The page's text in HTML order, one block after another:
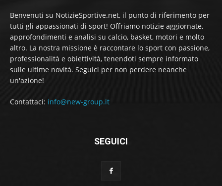
Benvenuti su NotizieSportive.net, il punto di riferimento per
tutti gli appassionati di sport! Offriamo notizie aggiornate,
approfondimenti e analisi su calcio, basket, motori e molto
altro. La nostra missione è raccontare lo sport con passione,
professionalità e obiettività, tenendoti sempre informato
sulle ultime novità. Seguici per non perdere neanche
un'azione!
Contattaci: info@new-group.it
SEGUICI